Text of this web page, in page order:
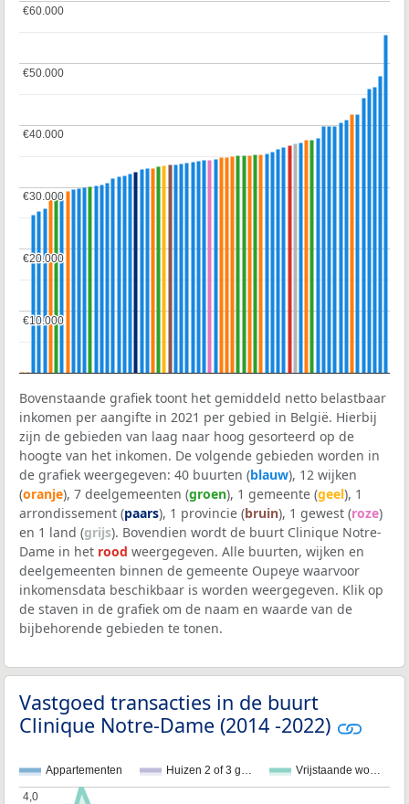
€10.000
€10.000
€20.000
€20.000
€30.000
€30.000
€40.000
€40.000
€50.000
€50.000
€60.000
€60.000
Bovenstaande grafiek toont het gemiddeld netto belastbaar
inkomen per aangifte in 2021 per gebied in België. Hierbij
zijn de gebieden van laag naar hoog gesorteerd op de
hoogte van het inkomen. De volgende gebieden worden in
de grafiek weergegeven: 40 buurten (blauw), 12 wijken
(oranje), 7 deelgemeenten (groen), 1 gemeente (geel), 1
arrondissement (paars), 1 provincie (bruin), 1 gewest (roze)
en 1 land (grijs). Bovendien wordt de buurt Clinique Notre-
Dame in het rood weergegeven. Alle buurten, wijken en
deelgemeenten binnen de gemeente Oupeye waarvoor
inkomensdata beschikbaar is worden weergegeven. Klik op
de staven in de grafiek om de naam en waarde van de
bijbehorende gebieden te tonen.
Vastgoed transacties in de buurt
Clinique Notre-Dame (2014 -2022)
Appartementen Huizen 2 of 3 g… Vrijstaande wo…
4,0
4,0